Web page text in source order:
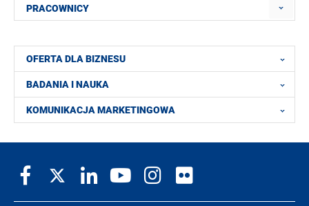
PRACOWNICY
OFERTA DLA BIZNESU
BADANIA I NAUKA
KOMUNIKACJA MARKETINGOWA